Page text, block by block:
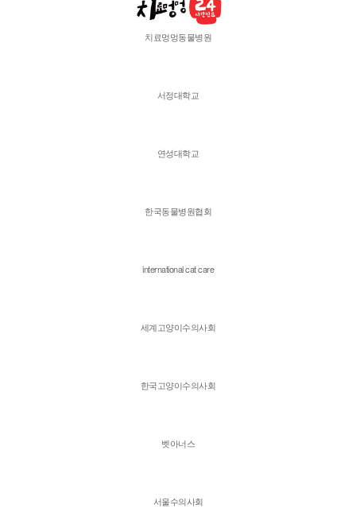
치료멍멍동물병원
서정대학교
연성대학교
한국동물병원협회
international cat care
세계고양이수의사회
한국고양이수의사회
벳아너스
서울수의사회